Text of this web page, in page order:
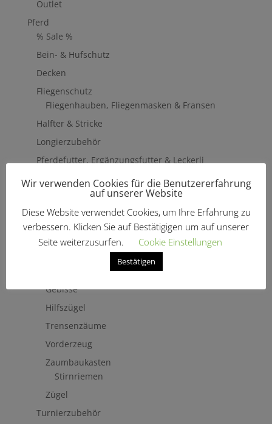
Outlet
Pferd
% Sale %
Bein- & Hufschutz
Decken
Fliegenschutz
Fliegenhauben, Fliegenmasken & Fransen
Halfter & Stricke
Longierzubehör
Pferdefutter, Ergänzungsfutter & Leckerli
Ergänzungsfutter
Sattelzubehör & Pflege
Steigbügel
Schabracken & Pads
Trensenzäume, Kandaren & Zubehör
Gebisse
Hilfszügel
Trensenzäume
Vorderzeug
Zaumbaukasten
Stirnriemen
Zügel
Turnierzubehör
Wir verwenden Cookies für die Benutzererfahrung
auf unserer Website
Diese Website verwendet Cookies, um Ihre Erfahrung zu
verbessern. Klicken Sie auf Bestätigigen um auf unserer
Seite weiterzusurfen.
Cookie Einstellungen
Bestätigen